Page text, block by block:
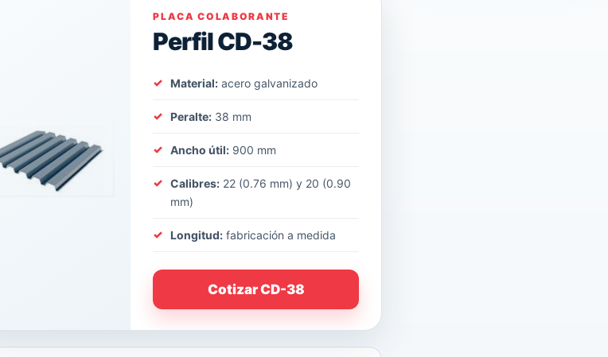
PLACA COLABORANTE
Perfil CD-38
Material: acero galvanizado
Peralte: 38 mm
Ancho útil: 900 mm
Calibres: 22 (0.76 mm) y 20 (0.90
mm)
Longitud: fabricación a medida
Cotizar CD-38